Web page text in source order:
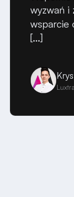
wyzwań i
wsparcie
[...]